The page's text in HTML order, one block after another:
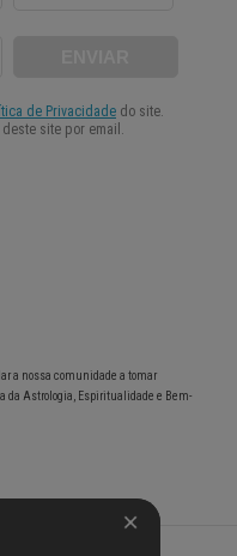
a nossa comunidade a tomar
Astrologia, Espiritualidade e Bem-